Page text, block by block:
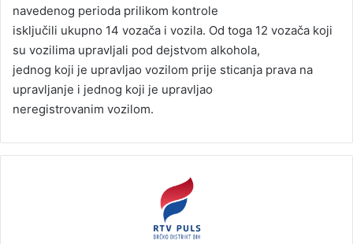
navedenog perioda prilikom kontrole
isključili ukupno 14 vozača i vozila. Od toga 12 vozača koji
su vozilima upravljali pod dejstvom alkohola,
jednog koji je upravljao vozilom prije sticanja prava na
upravljanje i jednog koji je upravljao
neregistrovanim vozilom.